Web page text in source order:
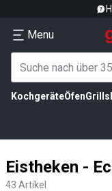
Menu
KochgeräteÖfenGrills
Eistheken -
43 Artikel